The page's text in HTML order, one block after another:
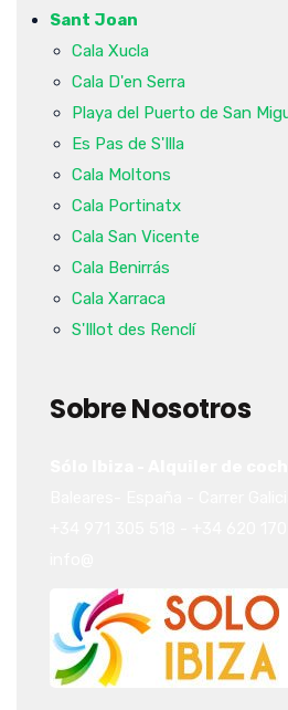
Sant Joan
Cala Xucla
Cala D'en Serra
Playa del Puerto de San
Es Pas de S'Illa
Cala Moltons
Cala Portinatx
Cala San Vicente
Cala Benirrás
Cala Xarraca
S'Illot des Renclí
Sobre Nosotros